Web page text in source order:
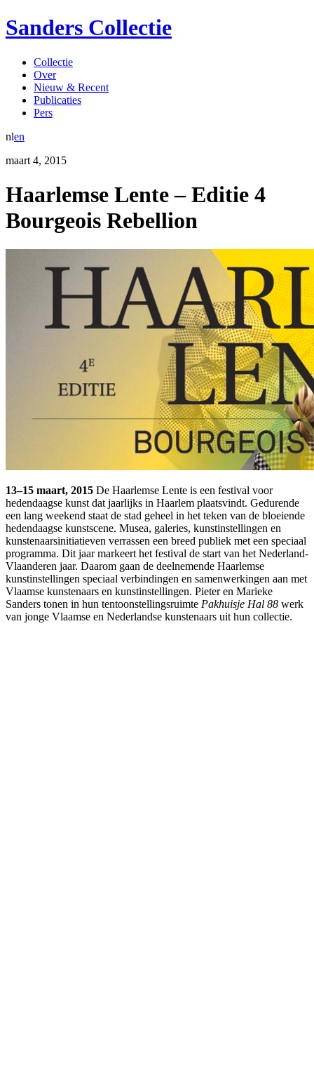
Sanders Collectie
Collectie
Over
Nieuw & Recent
Publicaties
Pers
nlen
maart 4, 2015
Haarlemse Lente – Editie 4
Bourgeois Rebellion
13–15 maart, 2015 De Haarlemse Lente is een festival voor
hedendaagse kunst dat jaarlijks in Haarlem plaatsvindt. Gedurende
een lang weekend staat de stad geheel in het teken van de bloeiende
hedendaagse kunstscene. Musea, galeries, kunstinstellingen en
kunstenaarsinitiatieven verrassen een breed publiek met een speciaal
programma. Dit jaar markeert het festival de start van het Nederland-
Vlaanderen jaar. Daarom gaan de deelnemende Haarlemse
kunstinstellingen speciaal verbindingen en samenwerkingen aan met
Vlaamse kunstenaars en kunstinstellingen. Pieter en Marieke
Sanders tonen in hun tentoonstellingsruimte Pakhuisje Hal 88 werk
van jonge Vlaamse en Nederlandse kunstenaars uit hun collectie.